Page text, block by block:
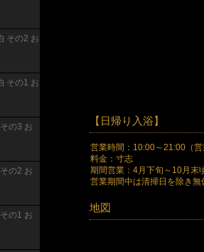
【日帰り入浴】
営業時間：10:00～21:00（営
料金：寸志
期間営業：4月下旬～10月末
営業期間中は清掃日を除き無
地図
その2 お
その1 お
の3 お
の2 お
の1 お